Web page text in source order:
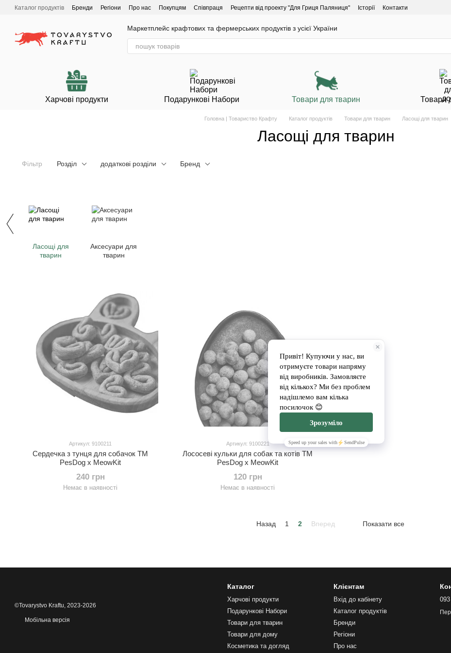
Перейти до основного контенту
Каталог продуктів Бренди Регіони Про нас Покупцям Співпраця Рецепти від проекту "Для Гриця Паляниця" Історії Контакти
Маркетплейс крафтових та фермерських продуктів з усієї України
Харчові продукти Подарункові Набори Товари для тварин Товари
Головна | Товариство Крафту Каталог продуктів Товари для тварин Ласощі для тварин
Ласощі для тварин
Фільтр Розділ додаткові розділи Бренд
Ласощі для
тварин
Аксесуари для
тварин
Артикул: 9100211
Сердечка з тунця для собачок ТМ
PesDog x MeowKit
240 грн
Немає в наявності
Артикул: 9100221
Лососеві кульки для собак та котів ТМ
PesDog x MeowKit
120 грн
Немає в наявності
Назад 1 2 Вперед Показати все
©Tovarystvo Kraftu, 2023-2026
Мобільна версія
Каталог
Харчові продукти
Подарункові Набори
Товари для тварин
Товари для дому
Косметика та догляд
Клієнтам
Вхід до кабінету
Каталог продуктів
Бренди
Регіони
Про нас